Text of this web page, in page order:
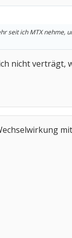
seit ich MTX nehme,
nicht verträgt,